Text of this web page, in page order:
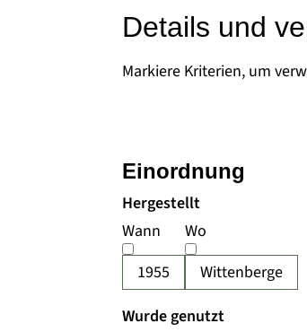
Details und
Markiere Kriterien, um
Hergestellt
Wann
1955
Wo
Wittenberge
Wurde genutzt
Einordnung